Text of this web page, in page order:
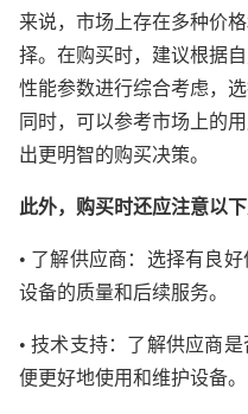
来说，市场上存在多种价
择。在购买时，建议根据
性能参数进行综合考虑，
同时，可以参考市场上的
出更明智的购买决策。
此外，购买时还应注意以下
• 了解供应商：选择有良
设备的质量和后续服务。
• 技术支持：了解供应商
便更好地使用和维护设备。